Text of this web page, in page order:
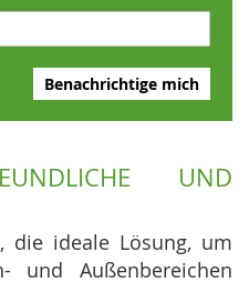
Benachrichtige mich
UND
, die ideale Lösung, um
und Außenbereichen